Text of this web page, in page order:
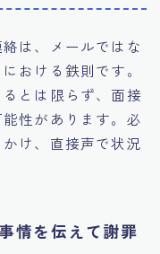
は、メールではな
おける鉄則です。
とは限らず、面接
性があります。必
け、直接声で状況
情を伝えて謝罪